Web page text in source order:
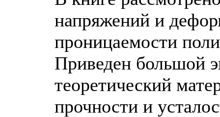
напряжений и
проницаемости
Приведен большой
теоретический
прочности и